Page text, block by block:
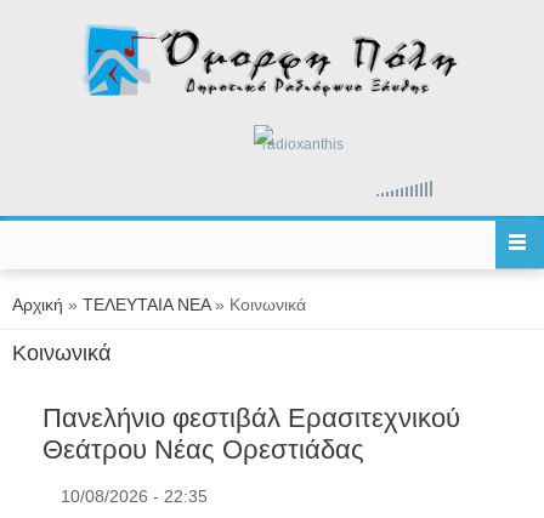
radioxanthis
Είστε εδώ
Αρχική » ΤΕΛΕΥΤΑΙΑ ΝΕΑ» Κοινωνικά
Κοινωνικά
Πανελήνιο φεστιβάλ Ερασιτεχνικού
Θεάτρου Νέας Ορεστιάδας
10/08/2026 - 22:35